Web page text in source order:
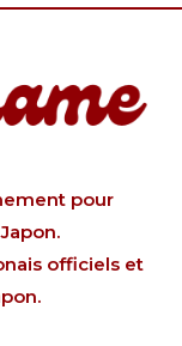
pour
officiels et